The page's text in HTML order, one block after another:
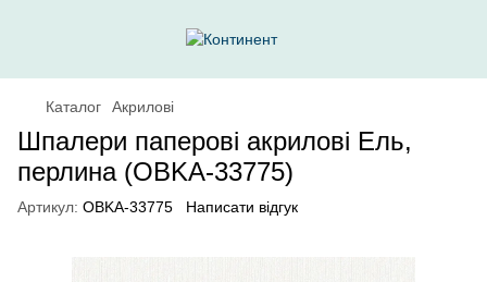
Каталог Акрилові
Шпалери паперові акриловi Ель,
перлина (OBKA-33775)
Артикул: OBKA-33775 Написати відгук